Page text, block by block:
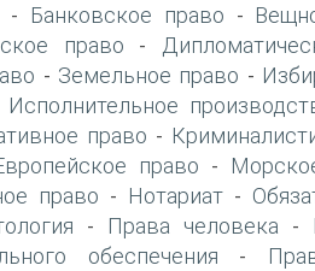
- Банковское право -
право -
- Земельное право -
Исполнительное
право -
право -
право - Нотариат -
- Права человека -
обеспечения -